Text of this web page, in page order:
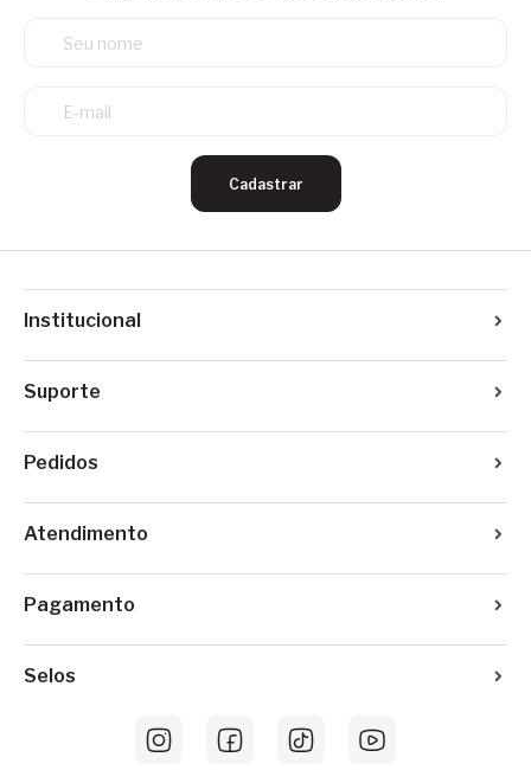
Cadastrar
Institucional
Suporte
Pedidos
Atendimento
Pagamento
Selos